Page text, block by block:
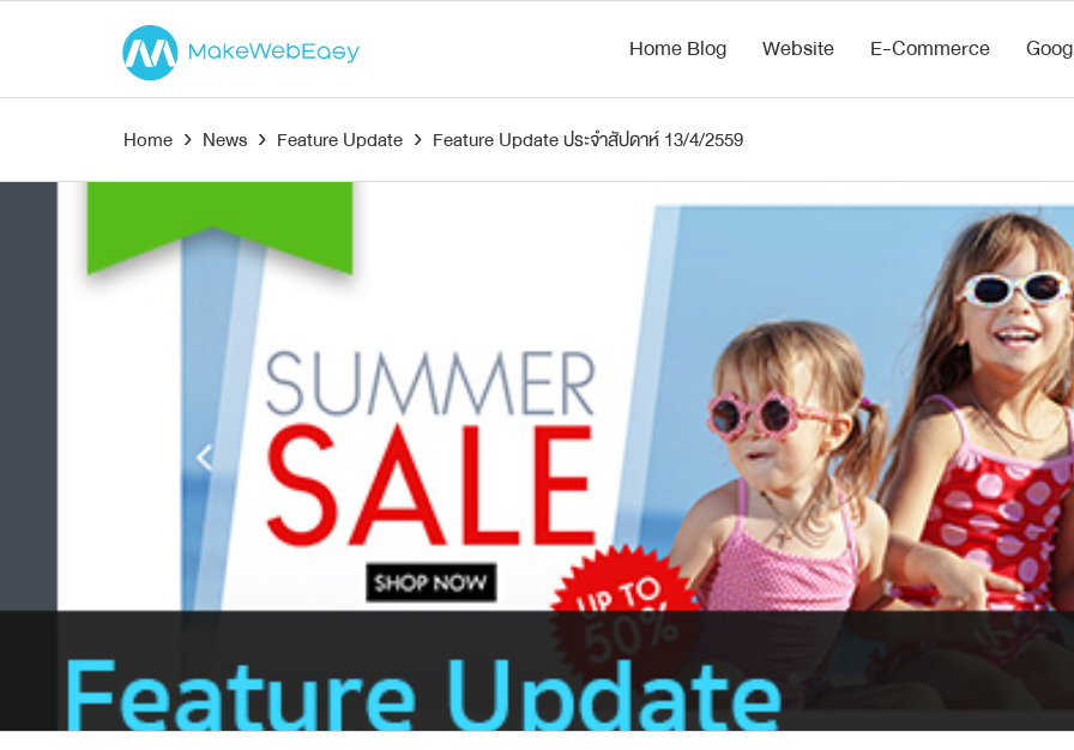
Home Blog Website E-Commerce
Home › News › Feature Update › Feature Update ประจำสัปดาห์ 13/4/2559